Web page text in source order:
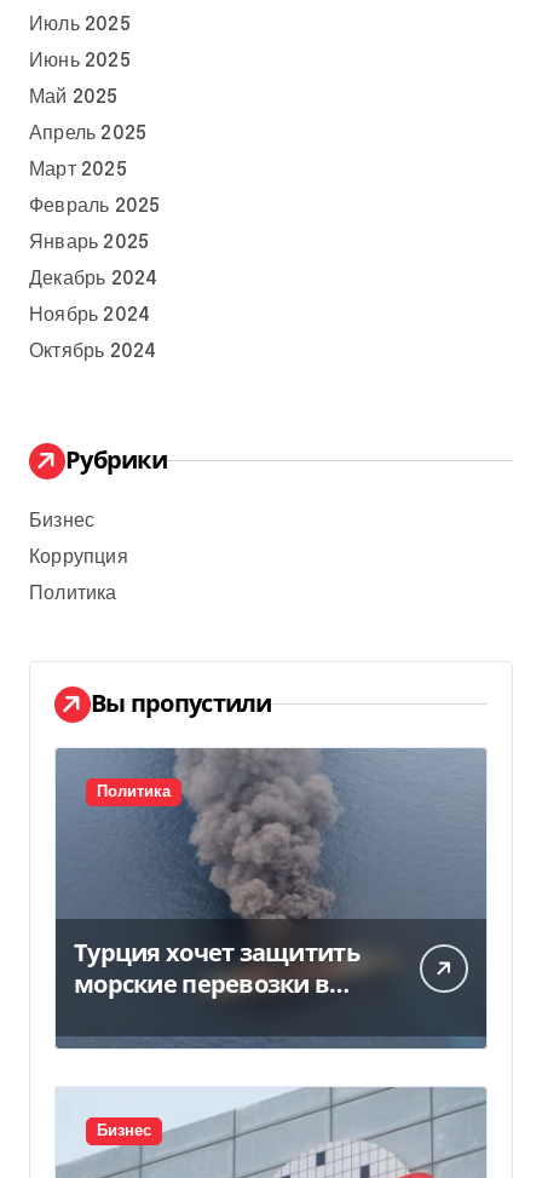
Июль 2025
Июнь 2025
Май 2025
Апрель 2025
Март 2025
Февраль 2025
Январь 2025
Декабрь 2024
Ноябрь 2024
Октябрь 2024
Рубрики
Бизнес
Коррупция
Политика
Вы пропустили
Политика
Турция хочет защитить
морские перевозки в
предложение отправили
в Россию
Бизнес